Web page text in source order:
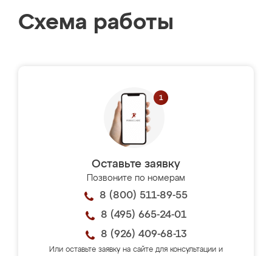
Схема работы
Оставьте заявку
Позвоните по номерам
8 (800) 511-89-55
8 (495) 665-24-01
8 (926) 409-68-13
Или оставьте заявку на сайте для консультации и